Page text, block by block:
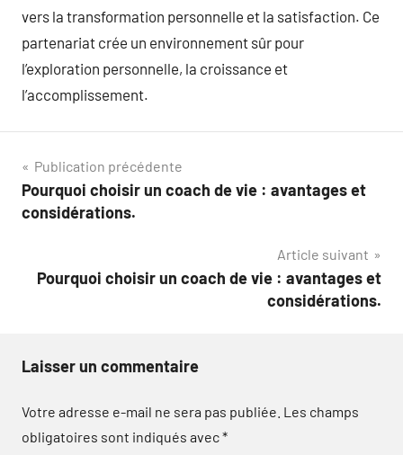
vers la transformation personnelle et la satisfaction. Ce
partenariat crée un environnement sûr pour
l’exploration personnelle, la croissance et
l’accomplissement.
Navigation
de
Publication précédente
Pourquoi choisir un coach de vie : avantages et
considérations.
Article suivant
Pourquoi choisir un coach de vie : avantages et
considérations.
Laisser un commentaire
Votre adresse e-mail ne sera pas publiée. Les champs
obligatoires sont indiqués avec*